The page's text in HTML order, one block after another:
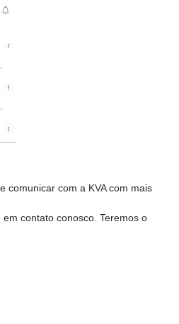
comunicar com a KVA com mais
contato conosco. Teremos o